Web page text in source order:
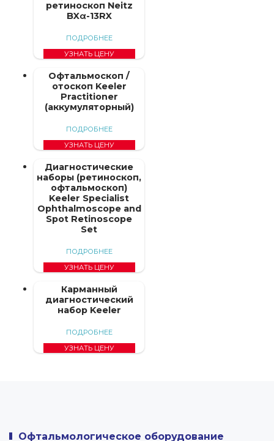
ретиноскоп Neitz
BXα-13RX
ПОДРОБНЕЕ
УЗНАТЬ ЦЕНУ
Офтальмоскоп /
отоскоп Keeler
Practitioner
(аккумуляторный)
ПОДРОБНЕЕ
УЗНАТЬ ЦЕНУ
Диагностические
наборы (ретиноскоп,
офтальмоскоп)
Keeler Specialist
Ophthalmoscope and
Spot Retinoscope
Set
ПОДРОБНЕЕ
УЗНАТЬ ЦЕНУ
Карманный
диагностический
набор Keeler
ПОДРОБНЕЕ
УЗНАТЬ ЦЕНУ
Офтальмологическое оборудование